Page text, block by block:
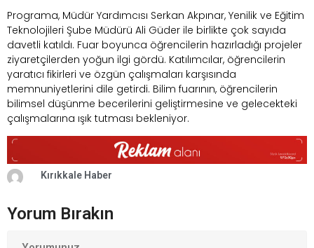
Programa, Müdür Yardımcısı Serkan Akpınar, Yenilik ve Eğitim
Teknolojileri Şube Müdürü Ali Güder ile birlikte çok sayıda
davetli katıldı. Fuar boyunca öğrencilerin hazırladığı projeler
ziyaretçilerden yoğun ilgi gördü. Katılımcılar, öğrencilerin
yaratıcı fikirleri ve özgün çalışmaları karşısında
memnuniyetlerini dile getirdi. Bilim fuarının, öğrencilerin
bilimsel düşünme becerilerini geliştirmesine ve gelecekteki
çalışmalarına ışık tutması bekleniyor.
Kırıkkale Haber
Yorum Bırakın